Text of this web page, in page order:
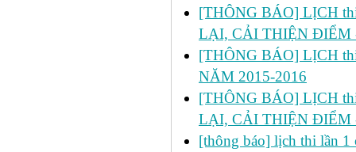
[THÔNG BÁO] LỊCH thi
LẠI, CẢI THIỆN ĐIỂM
[THÔNG BÁO] LỊCH
NĂM 2015-2016
[THÔNG BÁO] LỊCH
LẠI, CẢI THIỆN ĐIỂM
[thông báo] lịch thi lần 1